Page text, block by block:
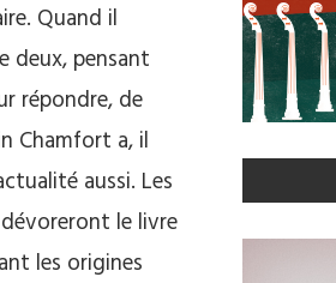
Quand il
deux, pensant
répondre, de
Chamfort a, il
aussi. Les
le livre
les origines